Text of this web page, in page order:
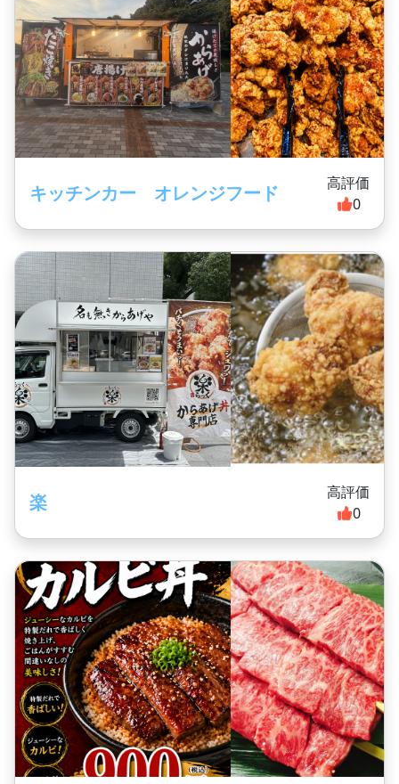
キッチンカー オレンジフード
高評価
0
楽
高評価
0